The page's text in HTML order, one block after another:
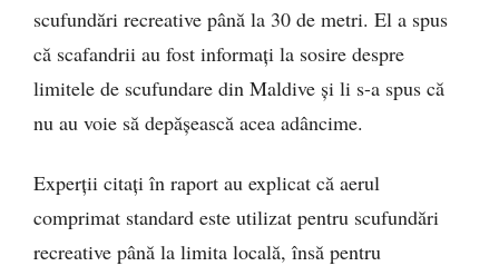
scufundări recreative până la 30 de metri. El a spus
că scafandrii au fost informați la sosire despre
limitele de scufundare din Maldive și li s-a spus că
nu au voie să depășească acea adâncime.
Experții citați în raport au explicat că aerul
comprimat standard este utilizat pentru scufundări
recreative până la limita locală, însă pentru